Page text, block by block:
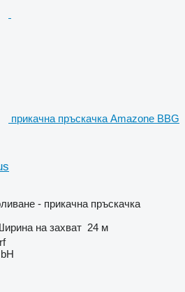
прикачна пръскачка Amazone BBG
- прикачна пръскачка
на захват 24 м